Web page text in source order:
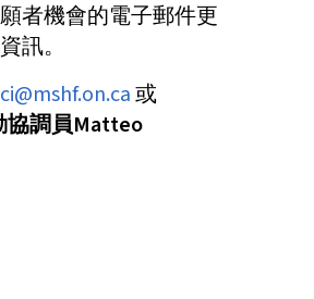
者機會的電子郵件更
訊。
或
協調員Matteo